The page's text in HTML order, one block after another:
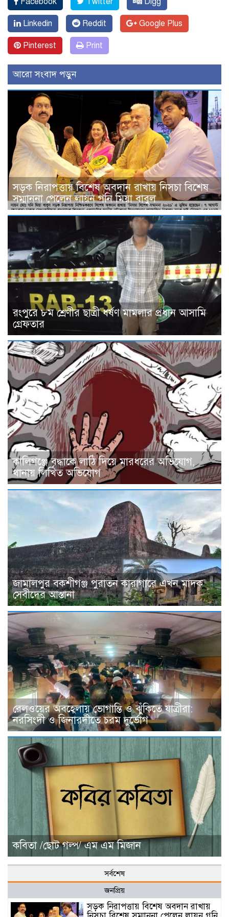
Linkedin Reddit Google Plus
Pinterest Print
আরো সংবাদ পড়ুন
সড়ক নিরাপত্তায় বিশেষ অবদান রাখায় নিসচা বিশেষ
সম্মাননা পেলেন লায়ন গনি মিয়া বাবুল
রংপুরে ৮ম শ্রেণীর ছাত্রী ধর্ষণ মামলার প্রধান আসামি
গ্রেফতার
কালিগঞ্জে বৃদ্ধাকে লাঠি দিয়ে মারধরের অভিযোগ,
থানায় লিখিত অভিযোগ
জামালপুর বকশীগঞ্জ পুরাতন কারাগারে এখন মাদক
সেবীদের আস্তানা
রেলওয়ের অবহেলায় ভোগান্তি ও ঝুঁকিতে যাত্রীরা:
নরসিংদী ও জিনারদীতে চরম দুর্ভোগ
কবিতা /ছোট গল্প/ এম এম মিজান
সর্বশেষ
জনপ্রিয়
সড়ক নিরাপত্তায় বিশেষ অবদান রাখায়